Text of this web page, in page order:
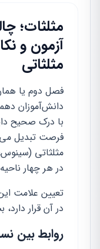
مثلثات؛
آزمون و
مثلثاتی
فصل دوم یا
دانش‌آموزان
با درک صحیح
فرصت تبدیل
مثلثاتی
در هر چهار
تعیین علامت
در آن قرار
روابط بین